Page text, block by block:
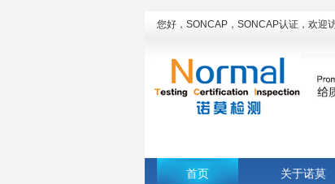
您好，SONCAP，SONCAP认证，欢迎
首页 关于诺莫